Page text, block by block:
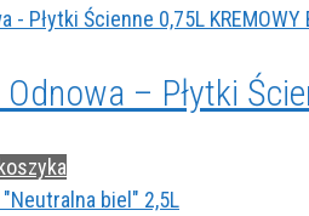
– Płytki